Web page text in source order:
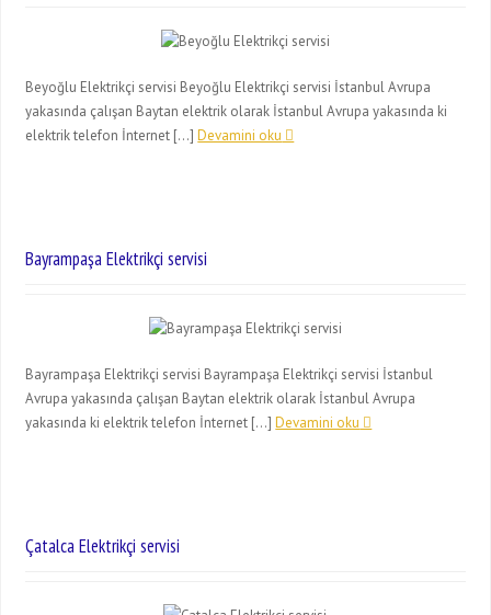
Beyoğlu Elektrikçi servisi Beyoğlu Elektrikçi servisi İstanbul Avrupa
yakasında çalışan Baytan elektrik olarak İstanbul Avrupa yakasında ki
elektrik telefon İnternet […]Devamini oku
Bayrampaşa Elektrikçi servisi
Bayrampaşa Elektrikçi servisi Bayrampaşa Elektrikçi servisi İstanbul
Avrupa yakasında çalışan Baytan elektrik olarak İstanbul Avrupa
yakasında ki elektrik telefon İnternet […]Devamini oku
Çatalca Elektrikçi servisi